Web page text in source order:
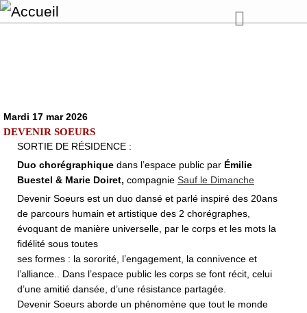
Mardi 17 mar 2026
DEVENIR SOEURS
SORTIE DE RÉSIDENCE :
Duo chorégraphique dans l’espace public par Émilie
Buestel & Marie Doiret, compagnie Sauf le Dimanche
Devenir Soeurs est un duo dansé et parlé inspiré des 20ans
de parcours humain et artistique des 2 chorégraphes,
évoquant de manière universelle, par le corps et les mots la
fidélité sous toutes
ses formes : la sororité, l’engagement, la connivence et
l’alliance.. Dans l’espace public les corps se font récit, celui
d’une amitié dansée, d’une résistance partagée.
Devenir Soeurs aborde un phénomène que tout le monde